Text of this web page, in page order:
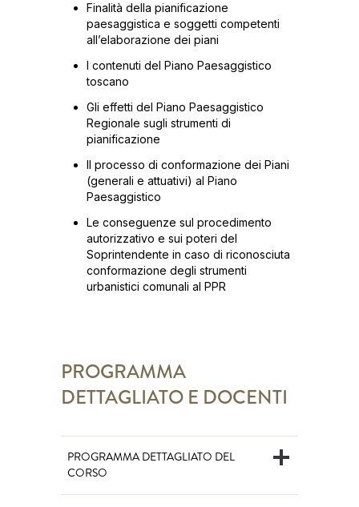
Finalità della pianificazione
paesaggistica e soggetti competenti
all’elaborazione dei piani
I contenuti del Piano Paesaggistico
toscano
Gli effetti del Piano Paesaggistico
Regionale sugli strumenti di
pianificazione
Il processo di conformazione dei Piani
(generali e attuativi) al Piano
Paesaggistico
Le conseguenze sul procedimento
autorizzativo e sui poteri del
Soprintendente in caso di riconosciuta
conformazione degli strumenti
urbanistici comunali al PPR
PROGRAMMA
DETTAGLIATO E DOCENTI
PROGRAMMA DETTAGLIATO DEL
CORSO